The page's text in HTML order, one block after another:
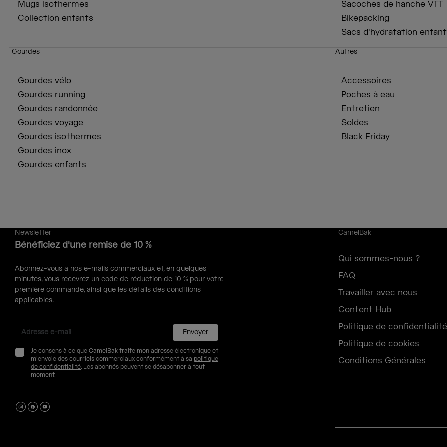
Mugs isothermes
Collection enfants
Sacoches de hanche VTT
Bikepacking
Sacs d'hydratation
Gourdes
Gourdes vélo
Gourdes running
Gourdes randonnée
Gourdes voyage
Gourdes isothermes
Gourdes inox
Gourdes enfants
Autres
Accessoires
Poches à eau
Entretien
Soldes
Black Friday
Newsletter
Bénéficiez d'une remise de 10 %
Abonnez-vous à nos e-mails commerciaux et, en quelques
minutes, vous recevrez un code de réduction de 10 % pour votre
première commande, ainsi que les détails des conditions
applicables.
Envoyer
Je consens à ce que CamelBak traite mon adresse électronique et
m'envoie des courriels commerciaux conformément à sa politique
de confidentialité. Les abonnés peuvent se désabonner à tout
moment.
CamelBak
Qui sommes-nous ?
FAQ
Travailler avec nous
Content Hub
Politique de confidentialité
Politique de cookies
Conditions Générales